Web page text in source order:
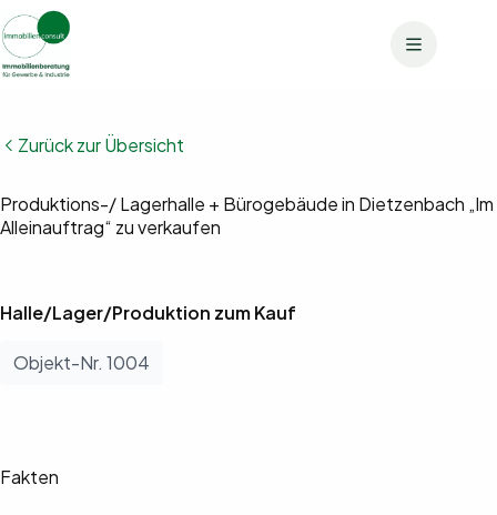
Zum
Inhalt
springen
Zurück zur Übersicht
Produktions-/ Lagerhalle + Bürogebäude in Dietzenbach „Im
Alleinauftrag“ zu verkaufen
Bilder anzeigen (27)
Halle/Lager/Produktion zum Kauf
Objekt-Nr. 1004
Fakten